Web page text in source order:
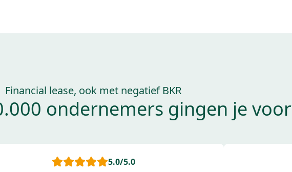
Financial lease, ook met negatief BKR
ondernemers gingen je voor
5.0/5.0